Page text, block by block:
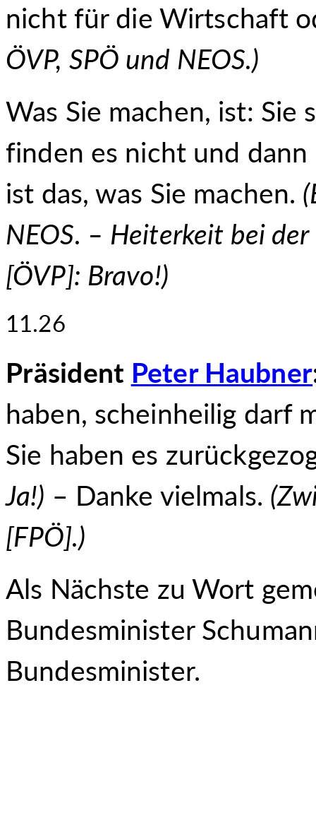
nicht für die Wirtschaft
ÖVP, SPÖ und NEOS.)
Was Sie machen, ist: Sie
finden es nicht und dann
ist das, was Sie machen. (
NEOS. – Heiterkeit bei der
[ÖVP]: Bravo!)
11.26
Präsident Peter Haubner
haben, scheinheilig darf
Sie haben es
Ja!) – Danke vielmals.
[FPÖ].)
Als Nächste zu Wort
Bundesminister
Bundesminister.